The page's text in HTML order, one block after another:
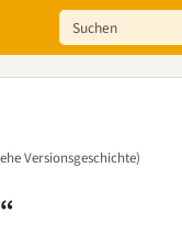
Versionsgeschichte)